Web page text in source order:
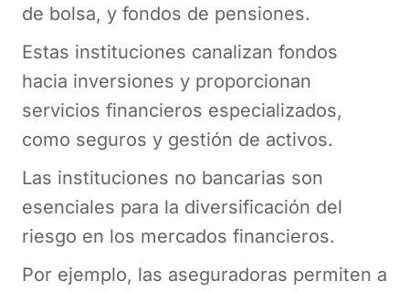
de bolsa, y fondos de pensiones.
Estas instituciones canalizan fondos
hacia inversiones y proporcionan
servicios financieros especializados,
como seguros y gestión de activos.
Las instituciones no bancarias son
esenciales para la diversificación del
riesgo en los mercados financieros.
Por ejemplo, las aseguradoras permiten a